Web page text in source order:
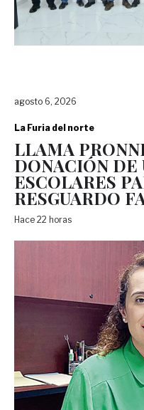
agosto 6, 2026
La Furia del norte
LLAMA
DONACIÓN DE
ESCOLARES
RESGUARDO
Hace 22 horas